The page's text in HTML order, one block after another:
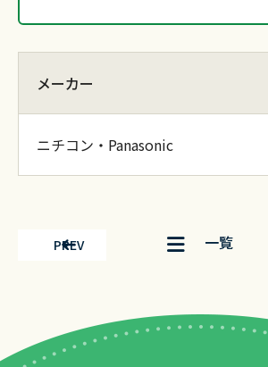
メーカー
ニチコン・Panasonic
PREV 一覧